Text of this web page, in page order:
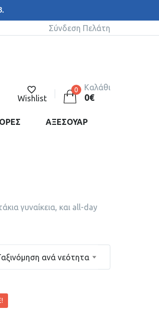
Σύνδεση Πελάτη
Wishlist
0 Καλάθι
0€
ΑΞΕΣΟΥΑΡ
γυναίκεια, και all-day
ανά νεότητα